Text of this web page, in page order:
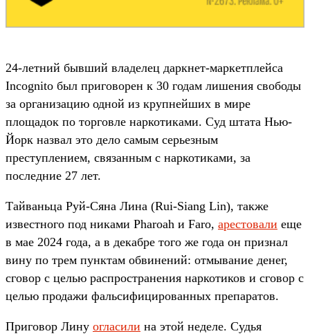
24-летний бывший владелец даркнет-маркетплейса
Incognito был приговорен к 30 годам лишения свободы
за организацию одной из крупнейших в мире
площадок по торговле наркотиками. Суд штата Нью-
Йорк назвал это дело самым серьезным
преступлением, связанным с наркотиками, за
последние 27 лет.
Тайваньца Руй-Сяна Лина (Rui-Siang Lin), также
известного под никами Pharoah и Faro, арестовали еще
в мае 2024 года, а в декабре того же года он признал
вину по трем пунктам обвинений: отмывание денег,
сговор с целью распространения наркотиков и сговор с
целью продажи фальсифицированных препаратов.
Приговор Лину огласили на этой неделе. Судья